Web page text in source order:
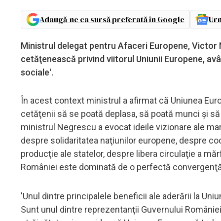
Adaugă-ne ca sursă preferată în Google
Ministrul delegat pentru Afaceri Europene,
cetăţenească privind viitorul Uniunii Europene,
sociale'.
În acest context ministrul a afirmat că Uniunea
cetăţenii să se poată deplasa, să poată munci şi
ministrul Negrescu a evocat ideile vizionare ale
despre solidaritatea naţiunilor europene, despre
producţie ale statelor, despre libera circulaţie a
României este dominată de o perfectă
'Unul dintre principalele beneficii ale aderării la
Sunt unul dintre reprezentanţii Guvernului